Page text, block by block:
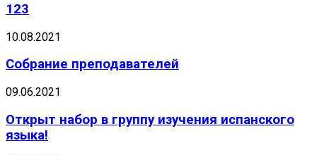
123
10.08.2021
Собрание преподавателей
09.06.2021
Открыт набор в группу изучения испанского
языка!